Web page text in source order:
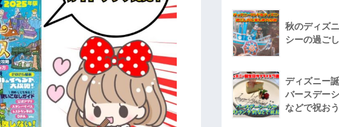
秋のディズ
シーの過ご
ディズニー
バースデー
などで祝おう